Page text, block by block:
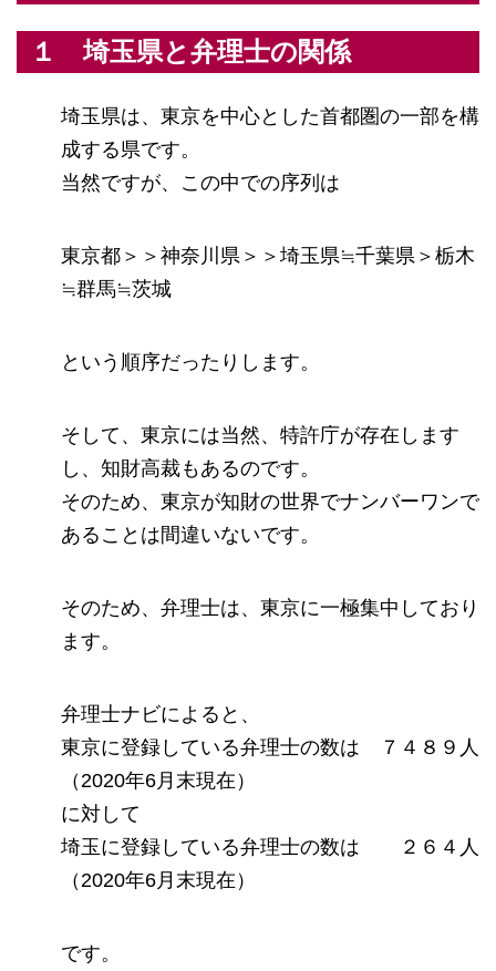
１ 埼玉県と弁理士の関係
埼玉県は、東京を中心とした首都圏の一部を構
成する県です。
当然ですが、この中での序列は
東京都＞＞神奈川県＞＞埼玉県≒千葉県＞栃木
≒群馬≒茨城
という順序だったりします。
そして、東京には当然、特許庁が存在します
し、知財高裁もあるのです。
そのため、東京が知財の世界でナンバーワンで
あることは間違いないです。
そのため、弁理士は、東京に一極集中しており
ます。
弁理士ナビによると、
東京に登録している弁理士の数は ７４８９人
（2020年6月末現在）
に対して
埼玉に登録している弁理士の数は ２６４人
（2020年6月末現在）
です。